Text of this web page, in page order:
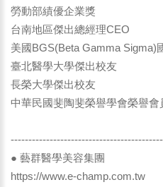
勞動部績優企業獎
台南地區傑出總經理CEO
美國BGS(Beta Gamma Sigma)
臺北醫學大學傑出校友
長榮大學傑出校友
中華民國斐陶斐榮譽學會榮譽會
● 藝群醫學美容集團
https://www.e-champ.com.tw